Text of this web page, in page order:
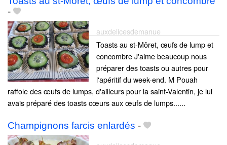
-
auxdelicesdemanue
Toasts au st-Môret, œufs de lump et
concombre J'aime beaucoup nous
préparer des toasts ou autres pour
l'apéritif du week-end. M Pouah
raffole des œufs de lumps, d'ailleurs pour la saint-Valentin, je lui
avais préparé des toasts cœurs aux œufs de lumps......
Champignons farcis enlardés -